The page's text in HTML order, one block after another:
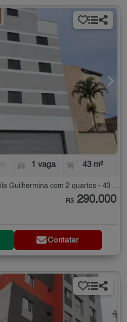
1 vaga 43 m²
Apartamento à Venda na Vila Guilhermina com 2 quartos - 43 m²
R$ 290.000
Contatar